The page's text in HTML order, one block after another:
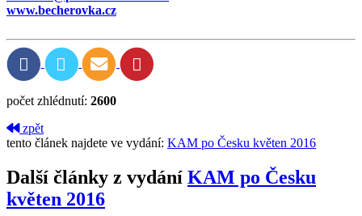
www.becherovka.cz
počet zhlédnutí: 2600
zpět
tento článek najdete ve vydání: KAM po Česku květen 2016
Další články z vydání KAM po Česku
květen 2016